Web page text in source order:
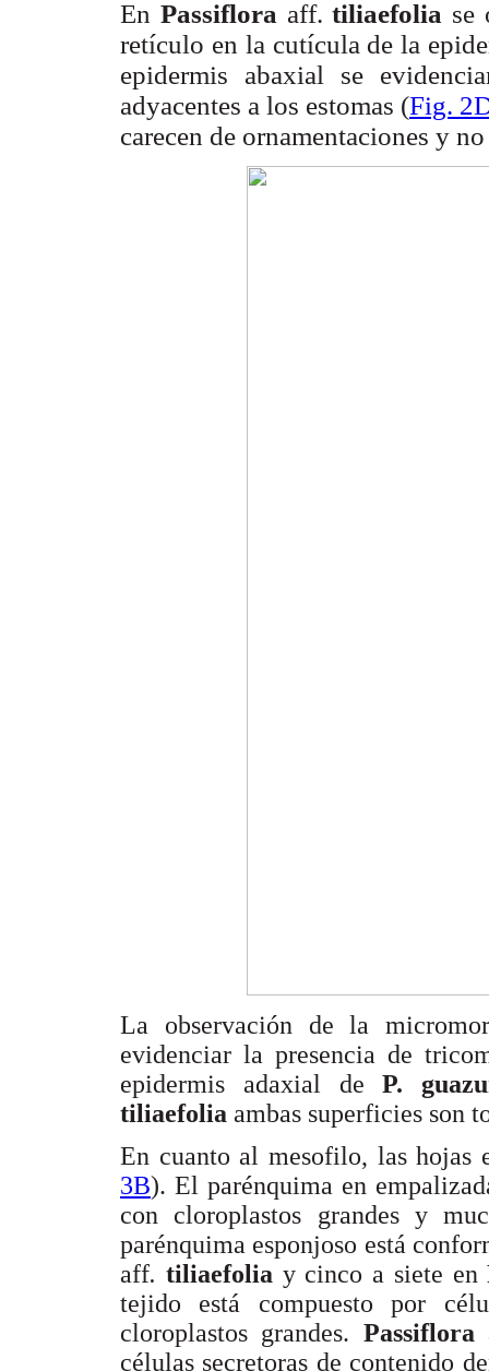
En Passiflora aff.tiliaefolia se
retículo en la cutícula de la
epidermis abaxial se
adyacentes a los estomas (Fig.
carecen de ornamentaciones y
La observación de la
evidenciar la presencia de
epidermis adaxial deP.
tiliaefolia ambas superficies son
En cuanto al mesofilo, las hojas
3B). El parénquima en
con cloroplastos grandes y
parénquima esponjoso está
aff. tiliaefolia y cinco a siete en
tejido está compuesto por
cloroplastos grandes. Passiflora
células secretoras de contenido